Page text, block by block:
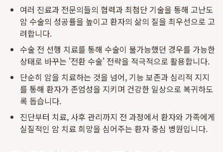
여러 진료과 전문의들의 협력과 최첨단 기술을 통해 고난도
암 수술의 성공률을 높이고 환자의 삶의 질을 최우선으로 고
려합니다.
수술 전 선행 치료를 통해 수술이 불가능했던 경우를 가능한
상태로 바꾸는 '전환 수술' 전략을 적극적으로 활용합니다.
단순히 암을 치료하는 것을 넘어, 기능 보존과 심리적 지지
를 통해 환자가 존엄성을 지키며 건강한 일상으로 복귀하도
록 돕습니다.
진단부터 치료, 사후 관리까지 전 과정에서 환자와 가족에게
실질적인 암 치료 희망을 심어주는 환자 중심 병원입니다.